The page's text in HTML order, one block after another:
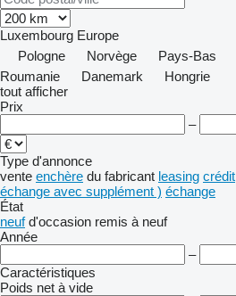
Luxembourg Europe
Pologne
Norvège Pays-Bas
Roumanie
Danemark
Hongrie
tout afficher
Prix
–
Type d'annonce
vente enchère du fabricant leasing crédit
échange avec supplément ) échange
État
neuf d'occasion remis à neuf
Année
–
Caractéristiques
Poids net à vide